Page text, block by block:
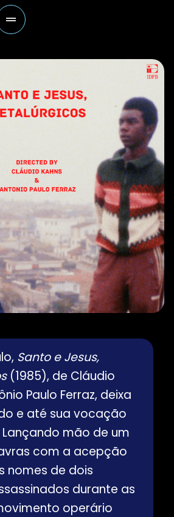
Santo e Jesus,
(1985), de Cláudio
Paulo Ferraz, deixa
e até sua vocação
mão de um
com a acepção
nomes de dois
durante as
operário